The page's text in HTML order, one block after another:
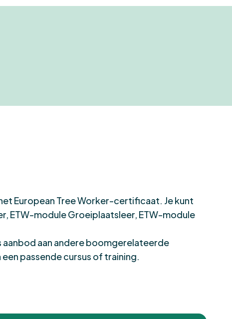
European Tree Worker-certificaat. Je kunt
ETW-module Groeiplaatsleer, ETW-module
aan andereboomgerelateerde
passende cursus of training.